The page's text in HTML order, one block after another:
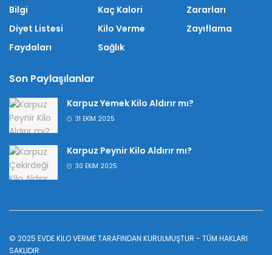
Bilgi
Diyet Listesi
Faydaları
Kaç Kalori
Kilo Verme
Sağlık
Zararları
Zayıflama
Son Paylaşılanlar
Karpuz Yemek Kilo Aldırır mı?
31 EKIM 2025
Karpuz Peynir Kilo Aldırır mı?
30 EKIM 2025
© 2025 EVDE KİLO VERMETARAFINDAN KURULMUŞTUR - TÜM HAKLARI
SAKLIDIR